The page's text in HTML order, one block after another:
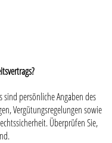
sind persönliche Angaben des
Vergütungsregelungen sowie
Überprüfen Sie,